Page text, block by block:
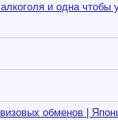
и одна чтобы
обменов |